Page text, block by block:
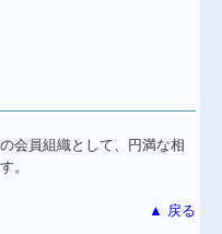
会員組織として、円満な相
。
▲ 戻る